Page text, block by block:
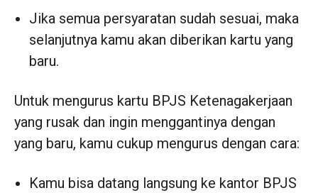
Jika semua persyaratan sudah sesuai, maka
selanjutnya kamu akan diberikan kartu yang
baru.
Untuk mengurus kartu BPJS Ketenagakerjaan
yang rusak dan ingin menggantinya dengan
yang baru, kamu cukup mengurus dengan cara:
Kamu bisa datang langsung ke kantor BPJS